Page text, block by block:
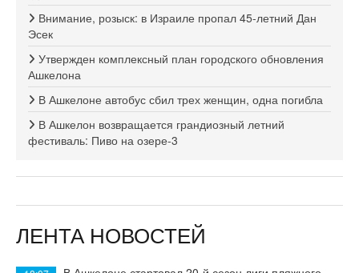
Внимание, розыск: в Израиле пропал 45-летний Дан
Эсек
Утвержден комплексный план городского обновления
Ашкелона
В Ашкелоне автобус сбил трех женщин, одна погибла
В Ашкелон возвращается грандиозный летний
фестиваль: Пиво на озере-3
ЛЕНТА НОВОСТЕЙ